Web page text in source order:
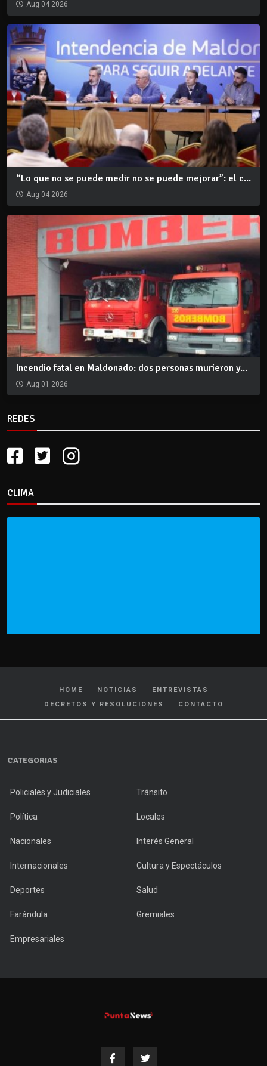
Aug 04 2026
“Lo que no se puede medir no se puede mejorar”: el c...
Aug 04 2026
Incendio fatal en Maldonado: dos personas murieron y...
Aug 01 2026
REDES
CLIMA
HOME NOTICIAS
ENTREVISTAS
DECRETOS Y RESOLUCIONES
CONTACTO
CATEGORIAS
Policiales y Judiciales Tránsito
Política Locales
Nacionales Interés General
Internacionales Cultura y Espectáculos
Deportes Salud
Farándula Gremiales
Empresariales